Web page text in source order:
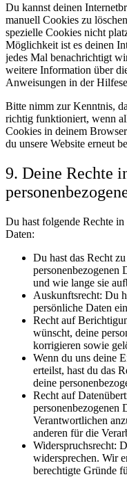
Du kannst deinen
manuell Cookies zu
spezielle Cookies nicht
Möglichkeit ist es deinen
jedes Mal benachrichtigt
weitere Information über
Anweisungen in der
Bitte nimm zur Kenntnis,
richtig funktioniert, wenn
Cookies in deinem
du unsere Website erneut
9. Deine Rechte
Du hast folgende Rechte
Daten:
Du hast das Recht
personenbezogenen
und wie lange sie
Auskunftsrecht: Du
persönliche Daten
Recht auf
wünscht, deine
korrigieren sowie
Wenn du uns deine
erteilst, hast du das
deine
Recht auf
personenbezogenen
Verantwortlichen
anderen für die
Widerspruchsrecht:
widersprechen. Wir
berechtigte Gründe